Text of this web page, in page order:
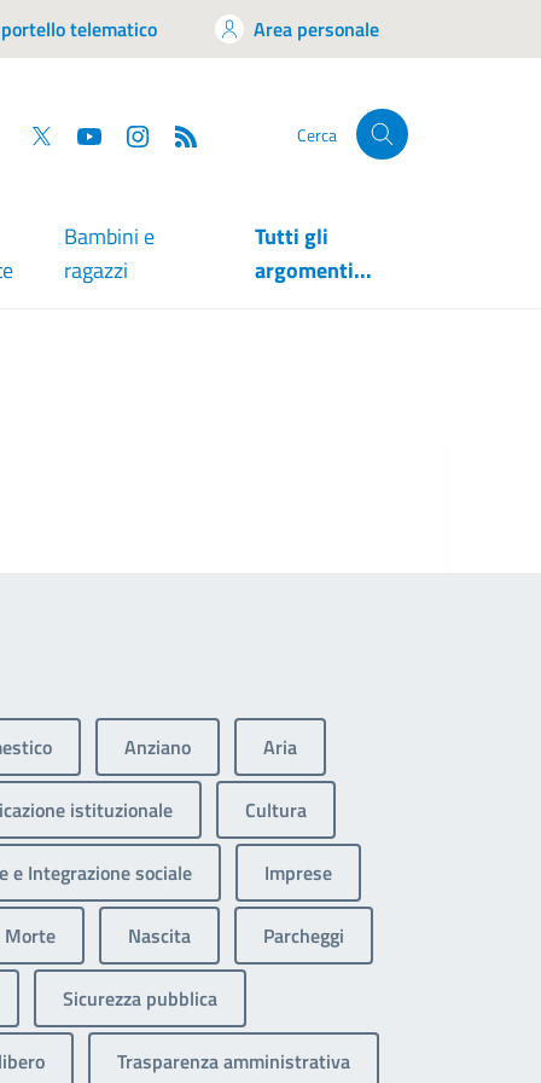
telematico Area personale
Facebook
Twitter YouTube Cerca
Bambini e
ragazzi
Tutti gli
argomenti...
Anziano Aria
istituzionale Cultura
e Integrazione sociale Imprese
Morte Nascita Parcheggi
Sicurezza pubblica
Trasparenza amministrativa